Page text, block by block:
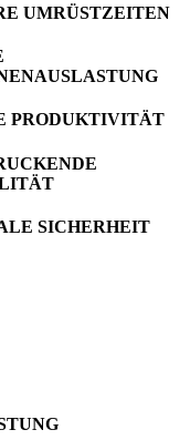
UMRÜSTZEITEN
PRODUKTIVITÄT
SICHERHEIT